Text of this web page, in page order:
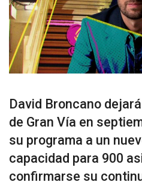
David Broncano
de Gran Vía en
su programa a un
capacidad para 900
confirmarse su